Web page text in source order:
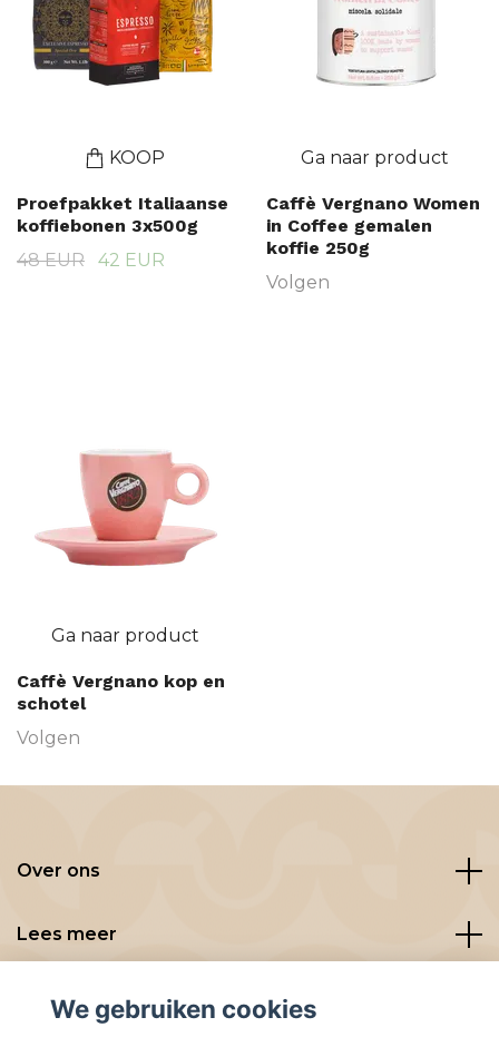
KOOP
Proefpakket Italiaanse
koffiebonen 3x500g
48 EUR
42 EUR
Ga naar product
Caffè Vergnano Women
in Coffee gemalen
koffie 250g
Volgen
Ga naar product
Caffè Vergnano kop en
schotel
Volgen
Over ons
Lees meer
Social media
We gebruiken cookies